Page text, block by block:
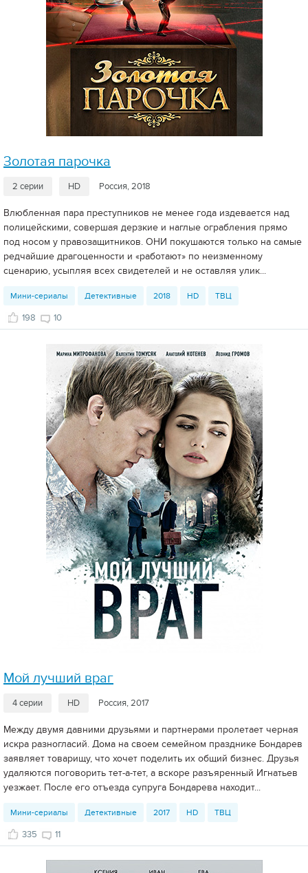
Золотая парочка
2 серии HD Россия, 2018
Влюбленная пара преступников не менее года издевается над
полицейскими, совершая дерзкие и наглые ограбления прямо
под носом у правозащитников. ОНИ покушаются только на самые
редчайшие драгоценности и «работают» по неизменному
сценарию, усыпляя всех свидетелей и не оставляя улик...
Мини-сериалы Детективные 2018 HD ТВЦ
198 10
Мой лучший враг
4 серии HD Россия, 2017
Между двумя давними друзьями и партнерами пролетает черная
искра разногласий. Дома на своем семейном празднике Бондарев
заявляет товарищу, что хочет поделить их общий бизнес. Друзья
удаляются поговорить тет-а-тет, а вскоре разъяренный Игнатьев
уезжает. После его отъезда супруга Бондарева находит...
Мини-сериалы Детективные 2017 HD ТВЦ
335 11